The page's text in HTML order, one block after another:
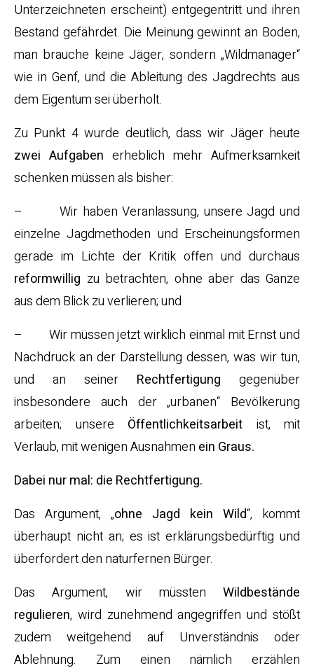
Unterzeichneten erscheint) entgegentritt und ihren
Bestand gefährdet. Die Meinung gewinnt an Boden,
man brauche keine Jäger, sondern „Wildmanager“
wie in Genf, und die Ableitung des Jagdrechts aus
dem Eigentum sei überholt.
Zu Punkt 4 wurde deutlich, dass wir Jäger heute
zwei Aufgaben erheblich mehr Aufmerksamkeit
schenken müssen als bisher:
– Wir haben Veranlassung, unsere Jagd und
einzelne Jagdmethoden und Erscheinungsformen
gerade im Lichte der Kritik offen und durchaus
reformwillig zu betrachten, ohne aber das Ganze
aus dem Blick zu verlieren; und
– Wir müssen jetzt wirklich einmal mit Ernst und
Nachdruck an der Darstellung dessen, was wir tun,
und an seiner Rechtfertigung gegenüber
insbesondere auch der „urbanen“ Bevölkerung
arbeiten; unsere Öffentlichkeitsarbeit ist, mit
Verlaub, mit wenigen Ausnahmen ein Graus.
Dabei nur mal: die Rechtfertigung.
Das Argument, „ohne Jagd kein Wild“, kommt
überhaupt nicht an; es ist erklärungsbedürftig und
überfordert den naturfernen Bürger.
Das Argument, wir müssten Wildbestände
regulieren, wird zunehmend angegriffen und stößt
zudem weitgehend auf Unverständnis oder
Ablehnung. Zum einen nämlich erzählen